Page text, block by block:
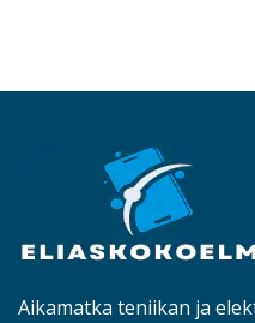
Aikamatka teniikan ja